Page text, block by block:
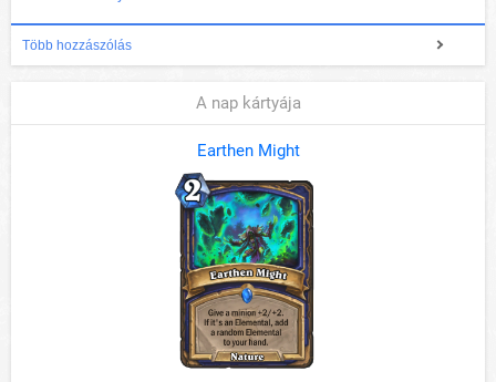
Több hozzászólás
A nap kártyája
Earthen Might